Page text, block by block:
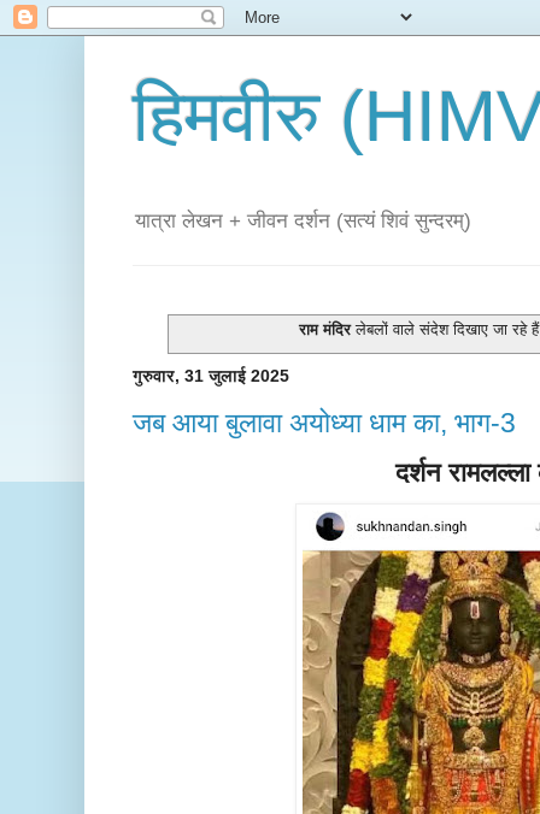
हिमवीरु
यात्रा लेखन + जीवन दर्शन (सत्यं शिवं सुन्दरम्)
राम मंदिरलेबलों वाले संदेश दिखाए जा रहे
गुरुवार, 31 जुलाई 2025
जब आया बुलावा अयोध्या धाम का, भाग-3
दर्शन